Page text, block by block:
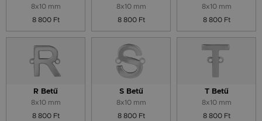
8x10 mm
8 800 Ft
8x10 mm
8 800 Ft
8x10 mm
8 800 Ft
R Betű
8x10 mm
8 800 Ft
S Betű
8x10 mm
8 800 Ft
T Betű
8x10 mm
8 800 Ft